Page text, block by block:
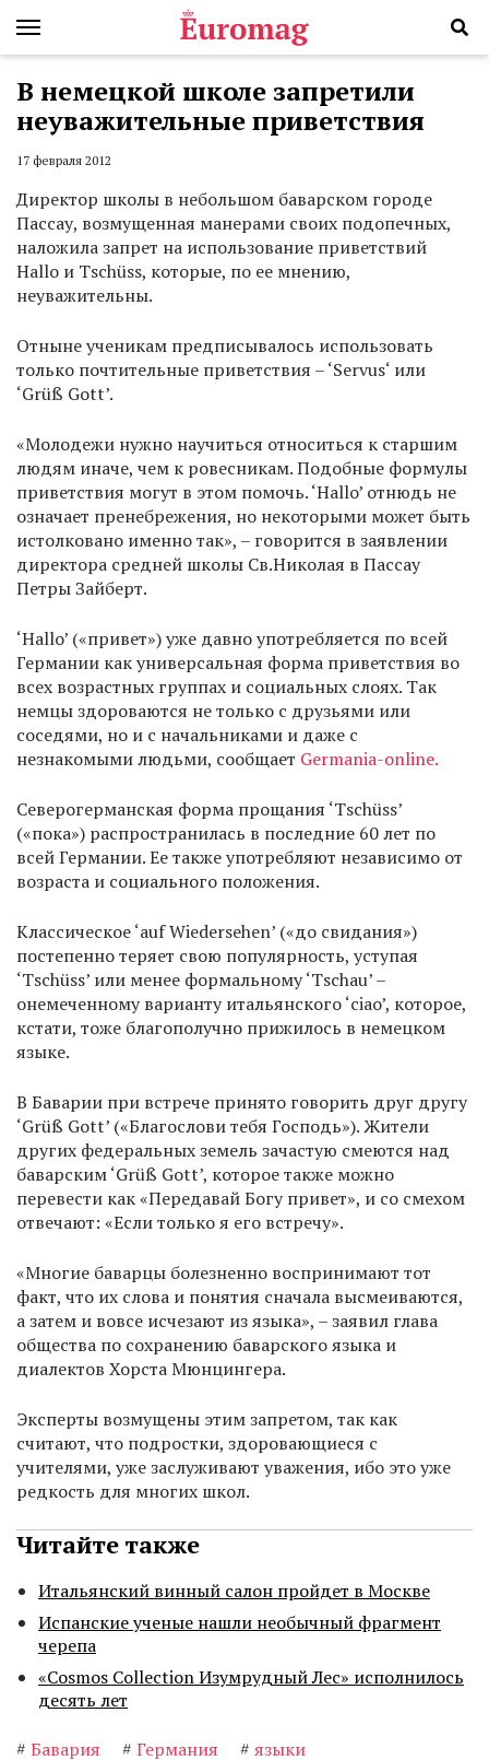
В немецкой школе запретили
неуважительные приветствия
17 февраля 2012
Директор школы в небольшом баварском городе
Пассау, возмущенная манерами своих подопечных,
наложила запрет на использование приветствий
Hallo и Tschüss, которые, по ее мнению,
неуважительны.
Отныне ученикам предписывалось использовать
только почтительные приветствия – ‘Servus‘ или
‘Grüß Gott’.
«Молодежи нужно научиться относиться к старшим
людям иначе, чем к ровесникам. Подобные формулы
приветствия могут в этом помочь. ‘Hallo’ отнюдь не
означает пренебрежения, но некоторыми может быть
истолковано именно так», – говорится в заявлении
директора средней школы Св.Николая в Пассау
Петры Зайберт.
‘Hallo’ («привет») уже давно употребляется по всей
Германии как универсальная форма приветствия во
всех возрастных группах и социальных слоях. Так
немцы здороваются не только с друзьями или
соседями, но и с начальниками и даже с
незнакомыми людьми, сообщает Germania-online.
Северогерманская форма прощания ‘Tschüss’
(«пока») распространилась в последние 60 лет по
всей Германии. Ее также употребляют независимо от
возраста и социального положения.
Классическое ‘auf Wiedersehen’ («до свидания»)
постепенно теряет свою популярность, уступая
‘Tschüss’ или менее формальному ‘Tschau’ –
онемеченному варианту итальянского ‘сiao’, которое,
кстати, тоже благополучно прижилось в немецком
языке.
В Баварии при встрече принято говорить друг другу
‘Grüß Gott’ («Благослови тебя Господь»). Жители
других федеральных земель зачастую смеются над
баварским ‘Grüß Gott’, которое также можно
перевести как «Передавай Богу привет», и со смехом
отвечают: «Если только я его встречу».
«Многие баварцы болезненно воспринимают тот
факт, что их слова и понятия сначала высмеиваются,
а затем и вовсе исчезают из языка», – заявил глава
общества по сохранению баварского языка и
диалектов Хорста Мюнцингера.
Эксперты возмущены этим запретом, так как
считают, что подростки, здоровающиеся с
учителями, уже заслуживают уважения, ибо это уже
редкость для многих школ.
Читайте также
Итальянский винный салон пройдет в Москве
Испанские ученые нашли необычный фрагмент
черепа
«Cosmos Collection Изумрудный Лес» исполнилось
десять лет
# Бавария # Германия # языки